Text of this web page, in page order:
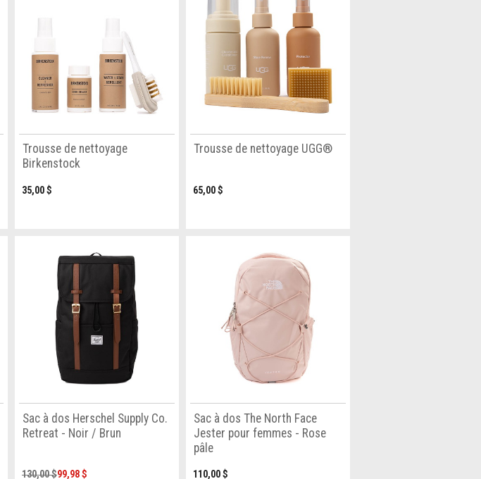
Trousse de nettoyage
Birkenstock
35,00 $
Trousse de nettoyage UGG®
65,00 $
Sac à dos Herschel Supply Co.
Retreat - Noir / Brun
130,00 $99,98 $
Sac à dos The North Face
Jester pour femmes - Rose
pâle
110,00 $